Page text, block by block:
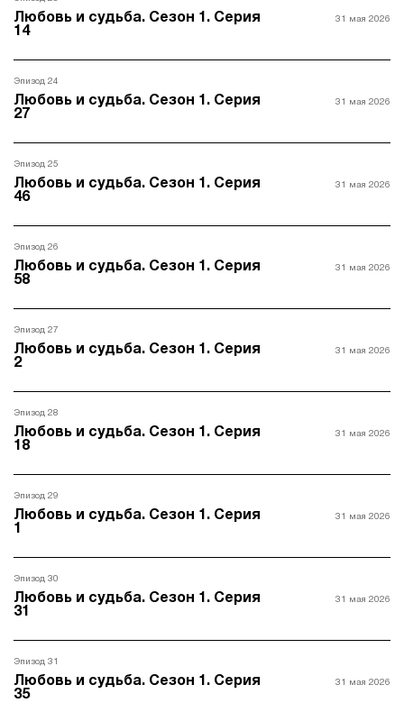
Любовь и судьба. Сезон 1. Серия
14
31 мая 2026
Эпизод 24
Любовь и судьба. Сезон 1. Серия
27
31 мая 2026
Эпизод 25
Любовь и судьба. Сезон 1. Серия
46
31 мая 2026
Эпизод 26
Любовь и судьба. Сезон 1. Серия
58
31 мая 2026
Эпизод 27
Любовь и судьба. Сезон 1. Серия
2
31 мая 2026
Эпизод 28
Любовь и судьба. Сезон 1. Серия
18
31 мая 2026
Эпизод 29
Любовь и судьба. Сезон 1. Серия
1
31 мая 2026
Эпизод 30
Любовь и судьба. Сезон 1. Серия
31
31 мая 2026
Эпизод 31
Любовь и судьба. Сезон 1. Серия
35
31 мая 2026